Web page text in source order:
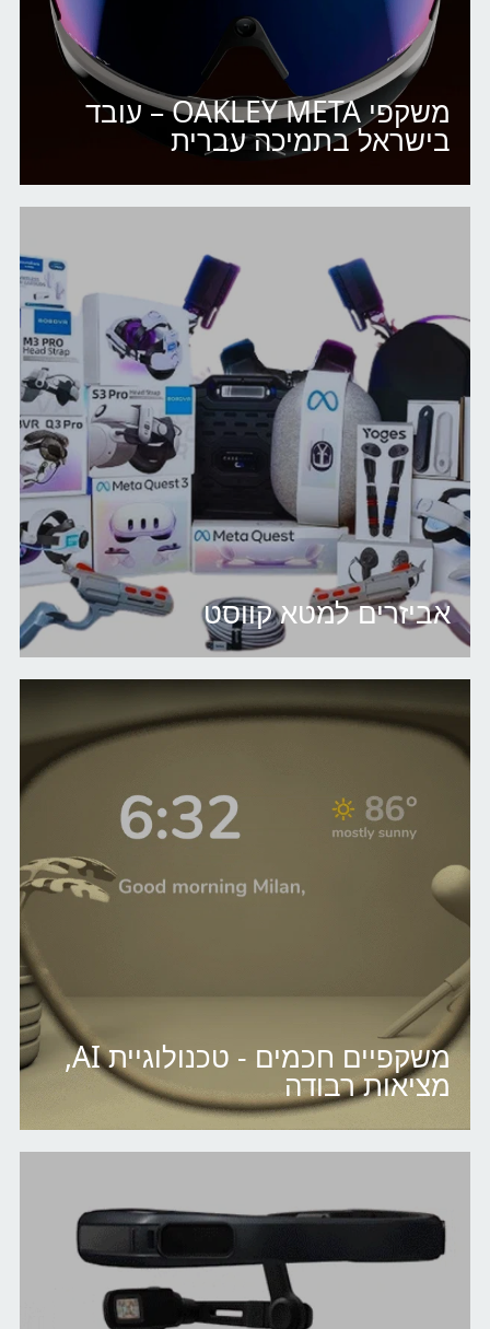
משקפי OAKLEY META – עובד
בישראל בתמיכה עברית
אביזרים למטא קווסט
משקפיים חכמים - טכנולוגיית AI,
מציאות רבודה